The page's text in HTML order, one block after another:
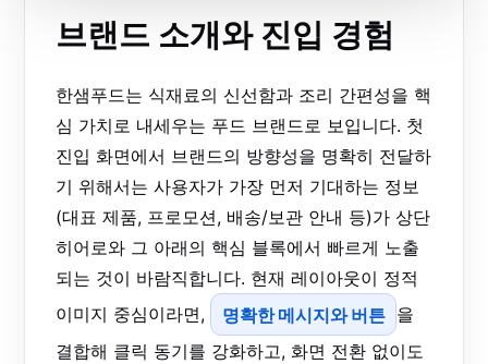
브랜드 소개와 진입 경험
한샘푸드는 식재료의 신선함과 조리 간편성을 핵
심 가치로 내세우는 푸드 브랜드로 보입니다. 첫
진입 화면에서 브랜드의 방향성을 명확히 전달하
기 위해서는 사용자가 가장 먼저 기대하는 정보
(대표 제품, 프로모션, 배송/보관 안내 등)가 상단
히어로와 그 아래의 핵심 블록에서 빠르게 노출
되는 것이 바람직합니다. 현재 레이아웃이 정적
이미지 중심이라면,
명확한 메시지와 버튼 을
결합해 클릭 동기를 강화하고, 화면 전환 없이도